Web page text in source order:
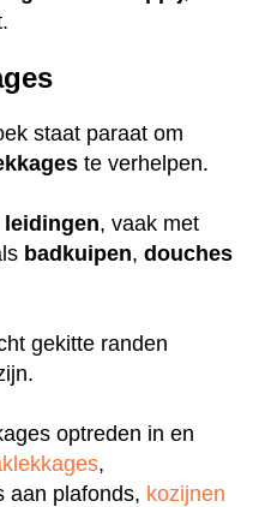
staat paraat om
te verhelpen.
leidingen, vaak met
badkuipen, douches
gekitte randen
optreden in en
,
aan plafonds, kozijnen